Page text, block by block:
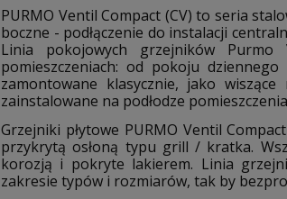
PURMO Ventil Compact (CV) to seria
boczne - podłączenie do instalacji
Linia pokojowych grzejników
pomieszczeniach: od pokoju
zamontowane klasycznie, jako
zainstalowane na podłodze
Grzejniki płytowe PURMO Ventil
przykrytą osłoną typu grill / kratka.
korozją i pokryte lakierem. Linia
zakresie typów i rozmiarów, tak by